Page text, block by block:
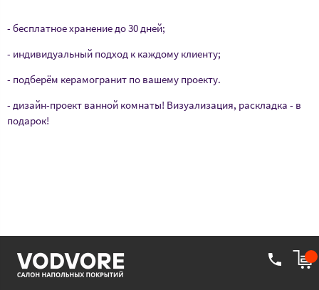
- бесплатное хранение до 30 дней;
- индивидуальный подход к каждому клиенту;
- подберём керамогранит по вашему проекту.
- дизайн-проект ванной комнаты! Визуализация, раскладка - в
подарок!